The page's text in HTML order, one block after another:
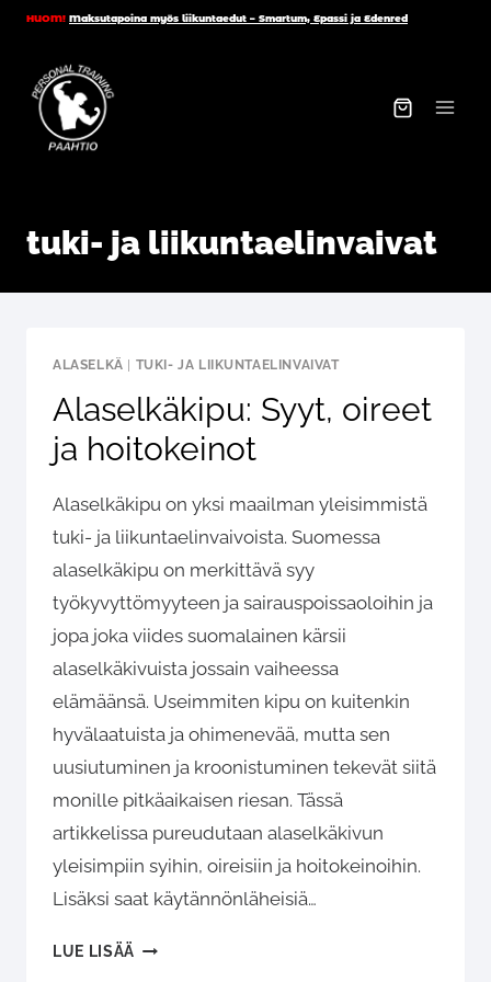
SiirryHUOM! Maksutapoina myös liikuntaedut – Smartum, Epassi ja Edenred
tuki- ja liikuntaelinvaivat
ALASELKÄ TUKI- JA LIIKUNTAELINVAIVAT
Alaselkäkipu: Syyt, oireet
ja hoitokeinot
Alaselkäkipu on yksi maailman yleisimmistä
tuki- ja liikuntaelinvaivoista. Suomessa
alaselkäkipu on merkittävä syy
työkyvyttömyyteen ja sairauspoissaoloihin ja
jopa joka viides suomalainen kärsii
alaselkäkivuista jossain vaiheessa
elämäänsä. Useimmiten kipu on kuitenkin
hyvälaatuista ja ohimenevää, mutta sen
uusiutuminen ja kroonistuminen tekevät siitä
monille pitkäaikaisen riesan. Tässä
artikkelissa pureudutaan alaselkäkivun
yleisimpiin syihin, oireisiin ja hoitokeinoihin.
Lisäksi saat käytännönläheisiä…
LUE LISÄÄ ALASELKÄKIPU: